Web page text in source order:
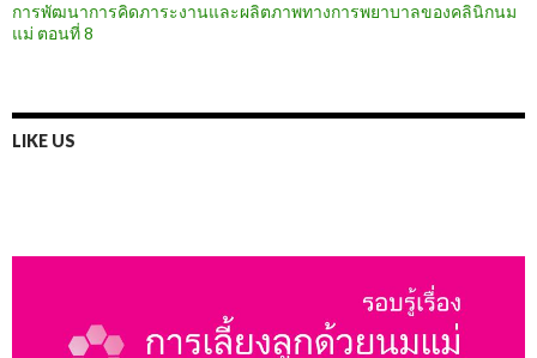
การพัฒนาการคิดภาระงานและผลิตภาพทางการพยาบาลของคลินิกนม
แม่ ตอนที่ 8
LIKE US